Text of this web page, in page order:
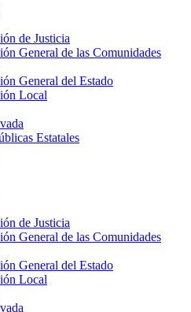
de Justicia
General de las Comunidades
General del Estado
Local
Estatales
de Justicia
General de las Comunidades
General del Estado
Local